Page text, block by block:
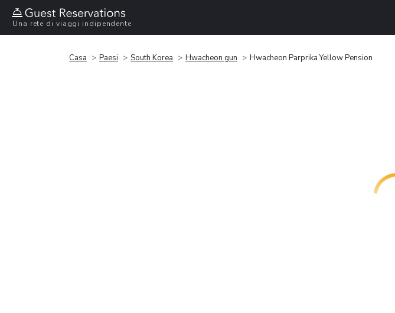
Una rete di viaggi indipendente
Casa Paesi South Korea Hwacheon gun Hwacheon Parprika Yellow Pension